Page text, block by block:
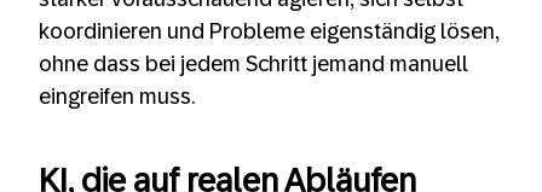
koordinieren und Probleme eigenständig lösen,
ohne dass bei jedem Schritt jemand manuell
eingreifen muss.
KI, die auf realen Abläufen